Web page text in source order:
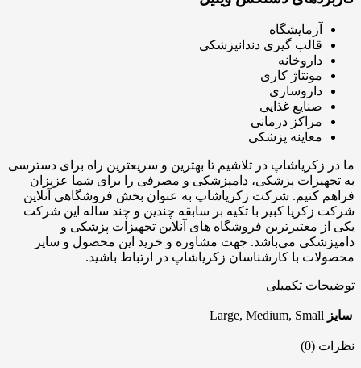
آزمایشگاه
قالب گیری دندانپزشکی
داروخانه
مونتاژ کاری
داروسازی
صنایع غذایی
مراکز درمانی
معاینه پزشکی
ما در زکریاشاپ در تلاشیم تا بهترین و سریعترین راه برای دسترسی
به تجهیزات پزشکی، دامپزشکی و مصرفی را برای شما عزیزان
فراهم کنیم. شرکت زکریاشاپ به عنوان بخش فروشگاهی آنلاین
شرکت زکریا کبیر با تکیه بر سابقه چندین و چند ساله این شرکت
یکی از معتبرترین فروشگاه های آنلاین تجهیزات پزشکی و
دامپزشکی می‌باشد. جهت مشاوره و خرید این محصول و سایر
محصولات با کارشناسان زکریاشاپ در ارتباط باشید.
توضیحات تکمیلی
سایز Large, Medium, Small
نظرات (0)